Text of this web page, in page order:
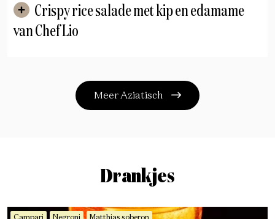
van Chef Lio
Meer Aziatisch
Drankjes